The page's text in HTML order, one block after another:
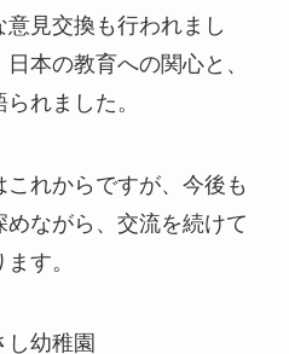
見交換も行われまし
本の教育への関心と、
れました。
れからですが、今後も
ながら、交流を続けて
す。
幼稚園